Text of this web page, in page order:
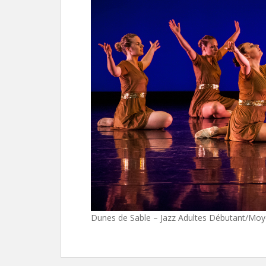
Dunes de Sable – Jazz Adultes Débutant/